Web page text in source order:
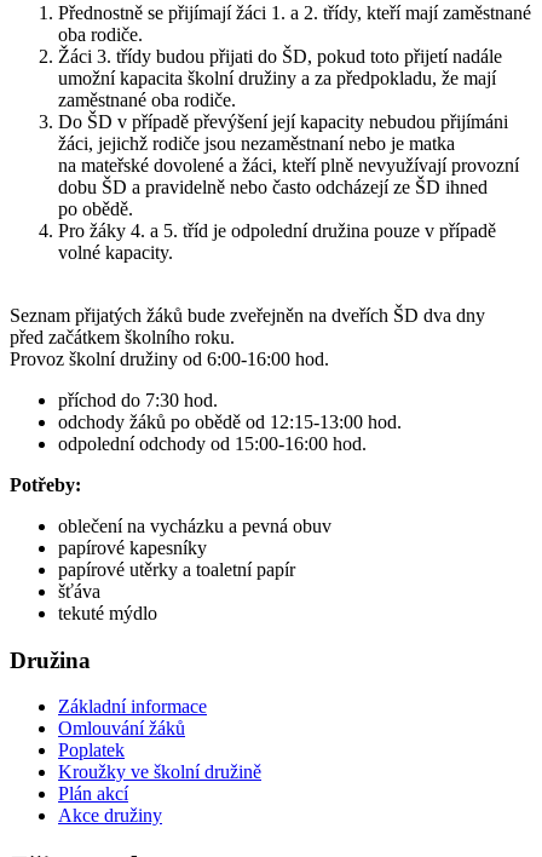
Přednostně se přijímají žáci 1. a 2. třídy, kteří mají zaměstnané
oba rodiče.
Žáci 3. třídy budou přijati do ŠD, pokud toto přijetí nadále
umožní kapacita školní družiny a za předpokladu, že mají
zaměstnané oba rodiče.
Do ŠD v případě převýšení její kapacity nebudou přijímáni
žáci, jejichž rodiče jsou nezaměstnaní nebo je matka
na mateřské dovolené a žáci, kteří plně nevyužívají provozní
dobu ŠD a pravidelně nebo často odcházejí ze ŠD ihned
po obědě.
Pro žáky 4. a 5. tříd je odpolední družina pouze v případě
volné kapacity.
Seznam přijatých žáků bude zveřejněn na dveřích ŠD dva dny
před začátkem školního roku.
Provoz školní družiny od 6:00-16:00 hod.
příchod do 7:30 hod.
odchody žáků po obědě od 12:15-13:00 hod.
odpolední odchody od 15:00-16:00 hod.
Potřeby:
oblečení na vycházku a pevná obuv
papírové kapesníky
papírové utěrky a toaletní papír
šťáva
tekuté mýdlo
Družina
Základní informace
Omlouvání žáků
Poplatek
Kroužky ve školní družině
Plán akcí
Akce družiny